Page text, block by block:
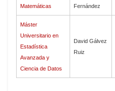
Matemáticas
Fernández
Máster
Universitario en
Estadística
Avanzada y
Ciencia de Datos
David Gálvez
Ruiz